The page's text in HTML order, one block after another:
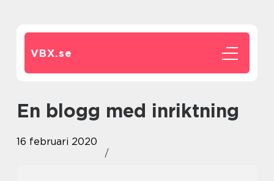
VBX.se
En blogg med inriktning
16 februari 2020